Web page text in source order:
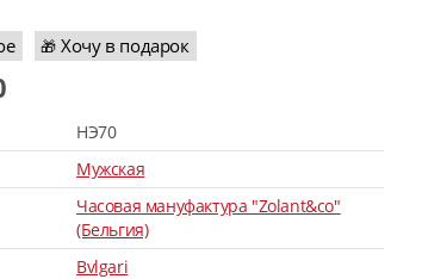
🎁 Хочу в подарок
HЭ70
Мужская
Часовая мануфактура "Zolant&co"
(Бельгия)
Bvlgari